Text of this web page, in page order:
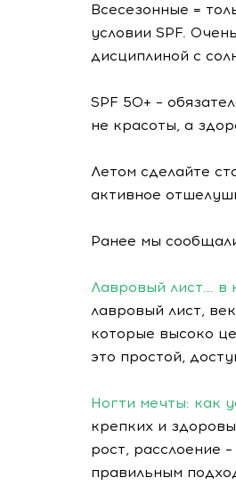
Всесезонные =
условии SPF.
дисциплиной с
SPF 50+ –
не красоты, а
Летом сделайте
активное
Ранее мы
Лавровый лист... в
лавровый лист,
которые высоко
это простой,
Ногти мечты: как
крепких и
рост, расслоение
правильным